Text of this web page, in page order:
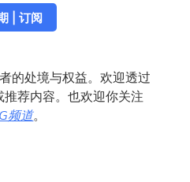
| 订阅
的处境与权益。欢迎透过
推荐内容。也欢迎你关注
频道。